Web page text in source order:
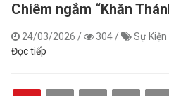
Chiêm ngắm “Khăn
24/03/2026 / 304 /
Sự
Đọc tiếp